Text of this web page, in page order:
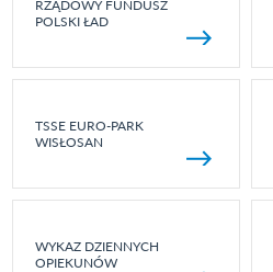
RZĄDOWY FUNDUSZ
POLSKI ŁAD
TSSE EURO-PARK
WISŁOSAN
WYKAZ DZIENNYCH
OPIEKUNÓW